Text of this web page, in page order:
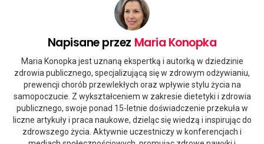
Napisane przez Maria Konopka
Maria Konopka jest uznaną ekspertką i autorką w dziedzinie
zdrowia publicznego, specjalizującą się w zdrowym odżywianiu,
prewencji chorób przewlekłych oraz wpływie stylu życia na
samopoczucie. Z wykształceniem w zakresie dietetyki i zdrowia
publicznego, swoje ponad 15-letnie doświadczenie przekuła w
liczne artykuły i praca naukowe, dzieląc się wiedzą i inspirując do
zdrowszego życia. Aktywnie uczestniczy w konferencjach i